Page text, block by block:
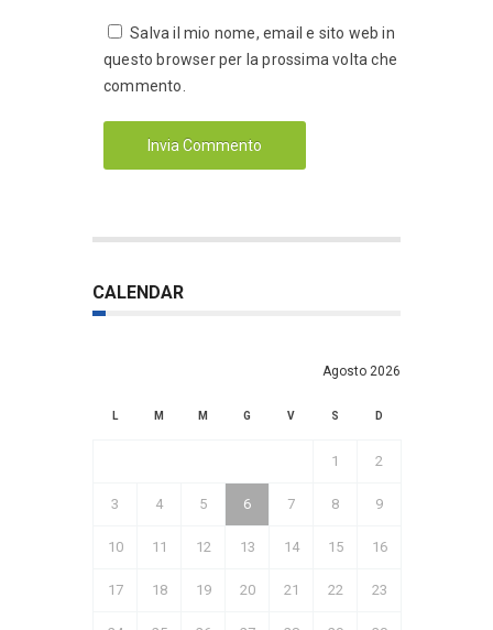
Salva il mio nome, email e sito web in
questo browser per la prossima volta che
commento.
CALENDAR
Agosto 2026
L M M G V S D
1 2
3 4 5 6 7 8 9
10 11 12 13 14 15 16
17 18 19 20 21 22 23